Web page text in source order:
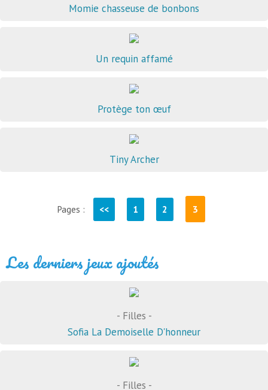
Momie chasseuse de bonbons
Un requin affamé
Protège ton œuf
Tiny Archer
Pages : << 1 2 3
Les derniers jeux ajoutés
- Filles -
Sofia La Demoiselle D'honneur
- Filles -